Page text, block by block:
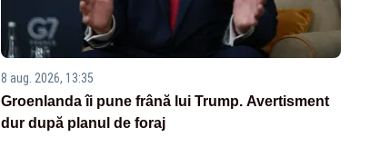
8 aug. 2026, 13:35
Groenlanda îi pune frână lui Trump. Avertisment
dur după planul de foraj